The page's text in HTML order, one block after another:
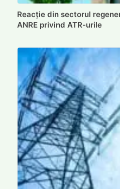
Reacție din sectorul
ANRE privind ATR-urile